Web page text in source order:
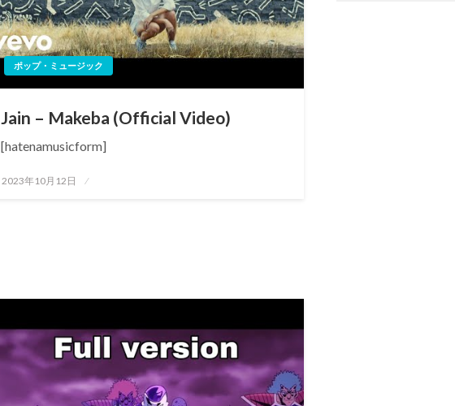
ポップ・ミュージック
Jain – Makeba (Official Video)
[hatenamusicform]
投
2023年10月12日